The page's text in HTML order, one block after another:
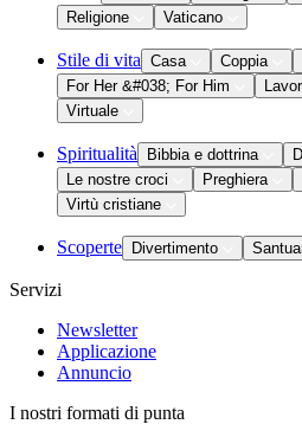
Religione
Vaticano
Stile di vita Casa Coppia
For Her &#038; For Him
Virtuale
Spiritualità Bibbia e dottrina
Le nostre croci
Preghiera
Virtù cristiane
Scoperte Divertimento
Servizi
Newsletter
Applicazione
Annuncio
I nostri formati di punta